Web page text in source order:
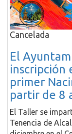
Cancelada
El
inscripción
primer
partir de 8
El Taller se
Tenencia de